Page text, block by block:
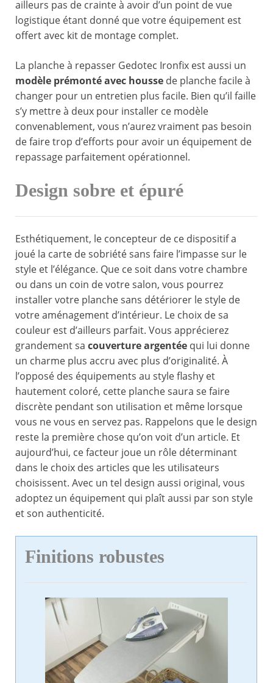
ailleurs pas de crainte à avoir d’un point de vue
logistique étant donné que votre équipement est
offert avec kit de montage complet.
La planche à repasser Gedotec Ironfix est aussi un
modèle prémonté avec housse de planche facile à
changer pour un entretien plus facile. Bien qu’il faille
s’y mettre à deux pour installer ce modèle
convenablement, vous n’aurez vraiment pas besoin
de faire trop d’efforts pour avoir un équipement de
repassage parfaitement opérationnel.
Design sobre et épuré
Esthétiquement, le concepteur de ce dispositif a
joué la carte de sobriété sans faire l’impasse sur le
style et l’élégance. Que ce soit dans votre chambre
ou dans un coin de votre salon, vous pourrez
installer votre planche sans détériorer le style de
votre aménagement d’intérieur. Le choix de sa
couleur est d’ailleurs parfait. Vous apprécierez
grandement sa couverture argentée qui lui donne
un charme plus accru avec plus d’originalité. À
l’opposé des équipements au style flashy et
hautement coloré, cette planche saura se faire
discrète pendant son utilisation et même lorsque
vous ne vous en servez pas. Rappelons que le design
reste la première chose qu’on voit d’un article. Et
aujourd’hui, ce facteur joue un rôle déterminant
dans le choix des articles que les utilisateurs
choisissent. Avec un tel design aussi original, vous
adoptez un équipement qui plaît aussi par son style
et son authenticité.
Finitions robustes